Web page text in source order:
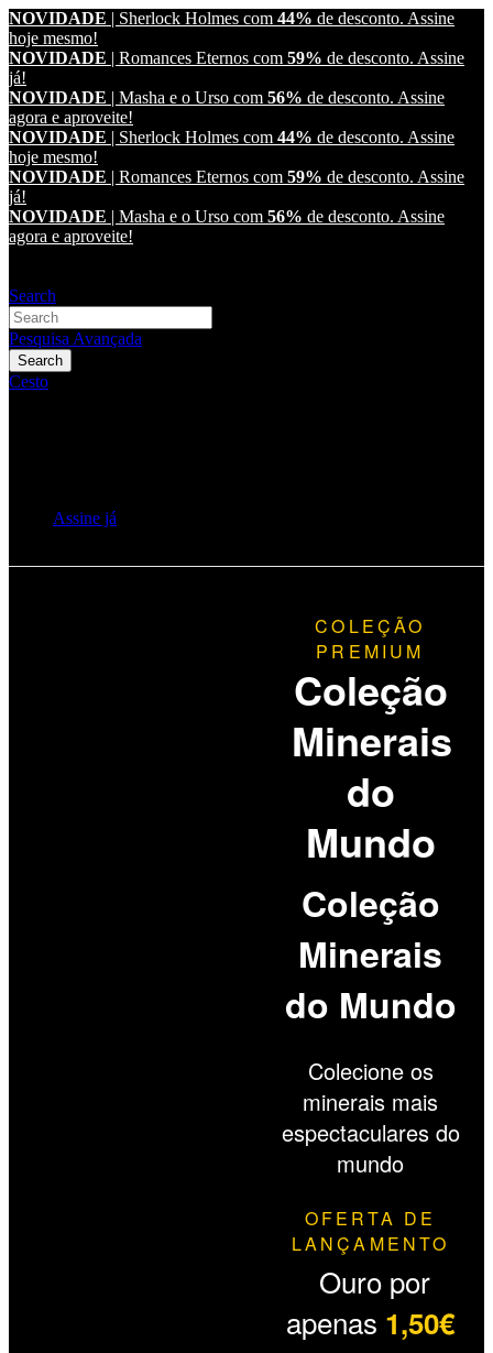
NOVIDADE | Sherlock Holmes com 44% de desconto. Assine
hoje mesmo!
NOVIDADE | Romances Eternos com 59% de desconto. Assine
já!
NOVIDADE | Masha e o Urso com 56% de desconto. Assine
agora e aproveite!
NOVIDADE | Sherlock Holmes com 44% de desconto. Assine
hoje mesmo!
NOVIDADE | Romances Eternos com 59% de desconto. Assine
já!
NOVIDADE | Masha e o Urso com 56% de desconto. Assine
agora e aproveite!
Search
Pesquisa Avançada
Search
Cesto
Assine já
COLEÇÃO
PREMIUM
Coleção
Minerais
do
Mundo
Coleção
Minerais
do Mundo
Colecione os
minerais mais
espectaculares do
mundo
OFERTA DE
LANÇAMENTO
Ouro por
apenas 1,50€